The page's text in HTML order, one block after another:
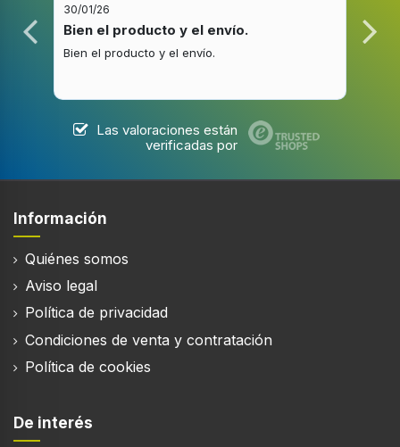
Revestimiento interior
Titanium Excellence
Cerámico, Gas, Halógeno, Inducción, Placa de
Cantidad de asas
Baquelita
Peso y dimensiones
Diámetro
28 cm
30/01/26
Bien el producto y el envío.
Bien el producto y el envío.
Las valoraciones están
verificadas por
Información
Quiénes somos
Aviso legal
Política de privacidad
Condiciones de venta y contratación
Política de cookies
De interés